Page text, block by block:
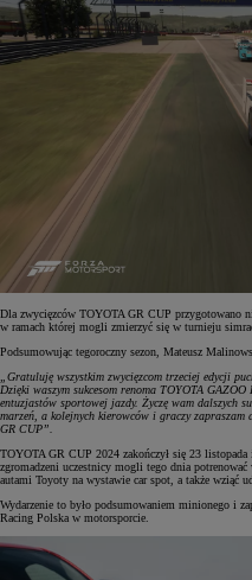
Dla zwycięzców TOYOTA GR CUP przygotowano
w ramach której mogli zmierzyć się w turnieju
Podsumowując tegoroczny sezon, Mateusz
„Gratuluję wszystkim zwycięzcom trzeciej edycji
Dzięki waszym sukcesom renoma TOYOTA
entuzjastów sportowej jazdy. Życzę wam dalszych
marzeń, a kolejnych kierowców i graczy
GR CUP”.
TOYOTA GR CUP 2024 zakończył się 23
zgromadzeni uczestnicy mogli tego dnia
autami Toyoty na wystawie car spot, a także wziąć
Wydarzenie to było podsumowaniem minionego i
Racing Polska w motorsporcie.